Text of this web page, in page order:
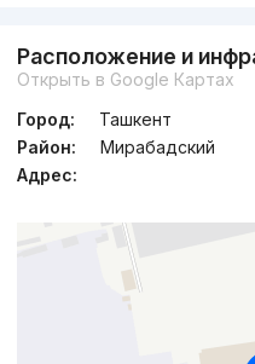
Расположение и
Открыть в Google Картах
Город:
Ташкент
Район:
Мирабадский
Адрес: